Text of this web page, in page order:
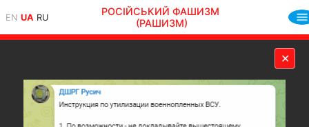
EN UA RU
РОСІЙСЬКИЙ ФАШИЗМ
(РАШИЗМ)
✕